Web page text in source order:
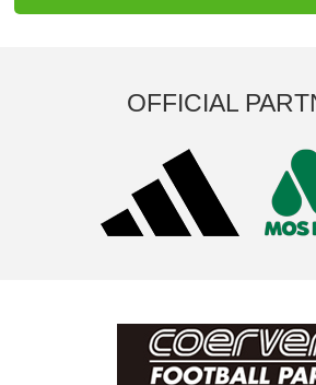
OFFICIAL